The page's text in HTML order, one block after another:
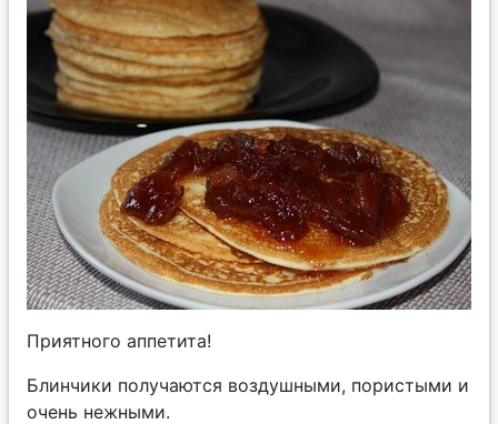
Приятного аппетита!
Блинчики получаются воздушными, пористыми и
очень нежными.